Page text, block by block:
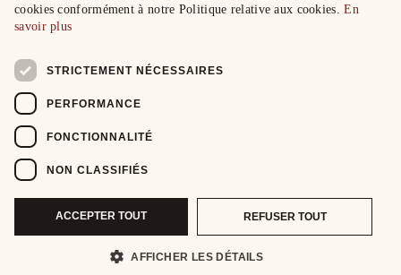
cookies conformément à notre Politique relative aux cookies.En
savoir plus
STRICTEMENT NÉCESSAIRES
PERFORMANCE
FONCTIONNALITÉ
NON CLASSIFIÉS
ACCEPTER TOUT REFUSER TOUT
AFFICHER LES DÉTAILS